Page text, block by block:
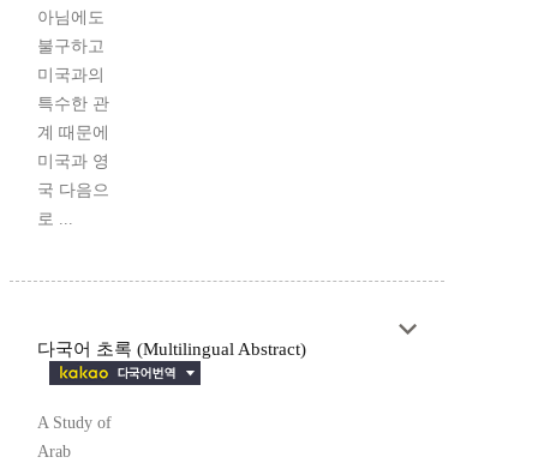
아님에도
불구하고
미국과의
특수한 관
계 때문에
미국과 영
국 다음으
로 ...
다국어 초록 (Multilingual Abstract)
A Study of
Arab